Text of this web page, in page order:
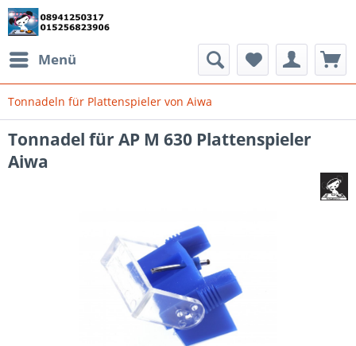
Menü
Tonnadeln für Plattenspieler von Aiwa
Tonnadel für AP M 630 Plattenspieler
Aiwa